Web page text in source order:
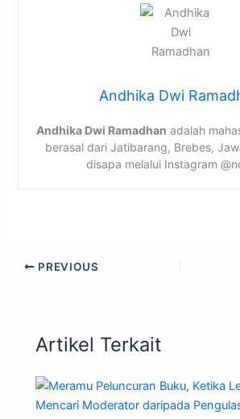
Andhika Dwi
Andhika Dwi Ramadhan adalah
berasal dari Jatibarang, Brebes,
disapa melalui Instagram
PREVIOUS
Artikel Terkait